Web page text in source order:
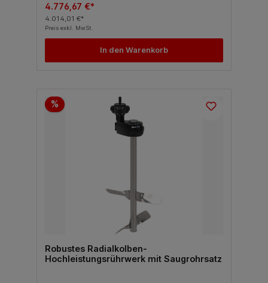
4.776,67 €*
4.014,01 €*
Preis exkl. MwSt.
In den Warenkorb
%
Robustes Radialkolben-
Hochleistungsrührwerk mit Saugrohrsatz